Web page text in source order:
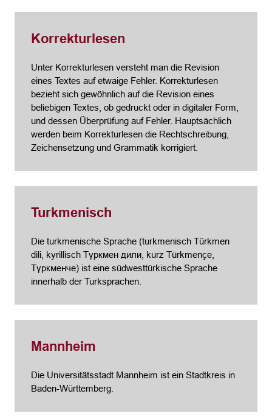
Korrekturlesen
Unter Korrekturlesen versteht man die Revision
eines Textes auf etwaige Fehler. Korrekturlesen
bezieht sich gewöhnlich auf die Revision eines
beliebigen Textes, ob gedruckt oder in digitaler Form,
und dessen Überprüfung auf Fehler. Hauptsächlich
werden beim Korrekturlesen die Rechtschreibung,
Zeichensetzung und Grammatik korrigiert.
Turkmenisch
Die turkmenische Sprache (turkmenisch Türkmen
dili, kyrillisch Tүркмен дили, kurz Türkmençe,
Түркменче) ist eine südwesttürkische Sprache
innerhalb der Turksprachen.
Mannheim
Die Universitätsstadt Mannheim ist ein Stadtkreis in
Baden-Württemberg.